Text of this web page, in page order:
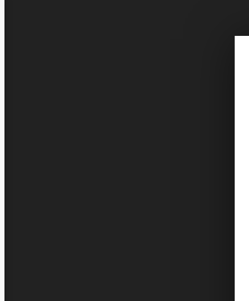
Sketchbook5, 스
Sketchbook5, 스